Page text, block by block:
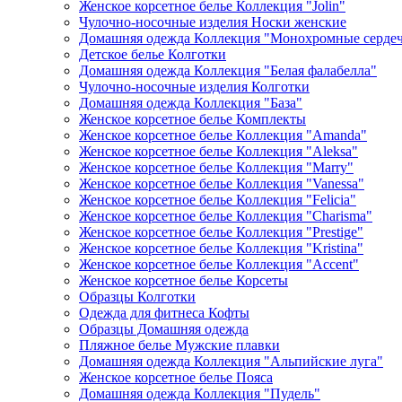
Женское корсетное белье Коллекция "Jolin"
Чулочно-носочные изделия Носки женские
Домашняя одежда Коллекция "Монохромные
Детское белье Колготки
Домашняя одежда Коллекция "Белая фалабелла"
Чулочно-носочные изделия Колготки
Домашняя одежда Коллекция "База"
Женское корсетное белье Комплекты
Женское корсетное белье Коллекция "Amanda"
Женское корсетное белье Коллекция "Aleksa"
Женское корсетное белье Коллекция "Marry"
Женское корсетное белье Коллекция "Vanessa"
Женское корсетное белье Коллекция "Felicia"
Женское корсетное белье Коллекция "Charisma"
Женское корсетное белье Коллекция "Prestige"
Женское корсетное белье Коллекция "Kristina"
Женское корсетное белье Коллекция "Accent"
Женское корсетное белье Корсеты
Образцы Колготки
Одежда для фитнеса Кофты
Образцы Домашняя одежда
Пляжное белье Мужские плавки
Домашняя одежда Коллекция "Альпийские луга"
Женское корсетное белье Пояса
Домашняя одежда Коллекция "Пудель"